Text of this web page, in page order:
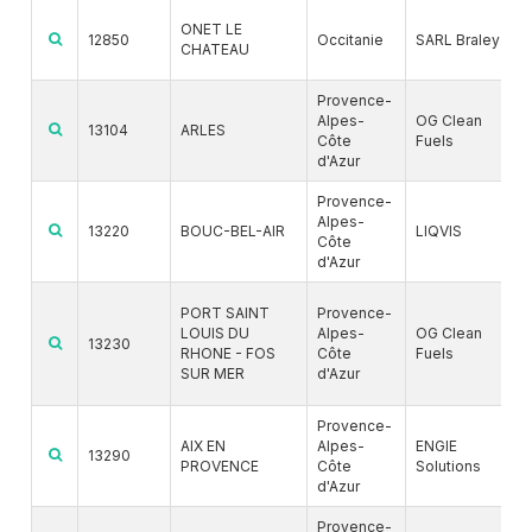
12850
ONET LE
CHATEAU
Occitanie SARL Braley
13104 ARLES
Provence-
Alpes-
Côte
d'Azur
OG Clean
Fuels
13220 BOUC-BEL-AIR
Provence-
Alpes-
Côte
d'Azur
LIQVIS
13230
PORT SAINT
LOUIS DU
RHONE - FOS
SUR MER
Provence-
Alpes-
Côte
d'Azur
OG Clean
Fuels
13290
AIX EN
PROVENCE
Provence-
Alpes-
Côte
d'Azur
ENGIE
Solutions
Provence-